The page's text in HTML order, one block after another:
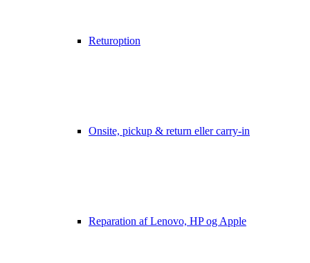
Returoption
Onsite, pickup & return eller carry-in
Reparation af Lenovo, HP og Apple